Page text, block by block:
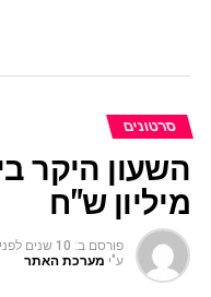
סרטונים
מיליון ש"ח
פורסם ב: 10 שנים לפני
ע"י מערכת האתר